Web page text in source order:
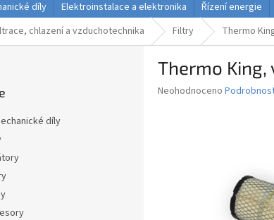
díly Elektroinstalace a elektronika Řízení energie
chlazení a vzduchotechnika Filtry Thermo
díly
Thermo
Průměrné
Neohodnoceno